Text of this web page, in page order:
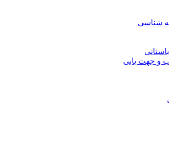
شناسی
و جهت یابی